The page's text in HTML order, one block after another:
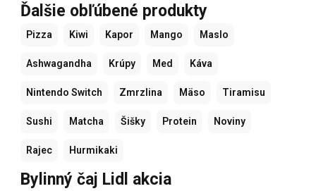
Ďalšie obľúbené produkty
Pizza Kiwi Kapor Mango Maslo
Ashwagandha Krúpy Med Káva
Nintendo Switch Zmrzlina Mäso Tiramisu
Sushi Matcha Šišky Protein Noviny
Rajec Hurmikaki
Bylinný čaj Lidl akcia